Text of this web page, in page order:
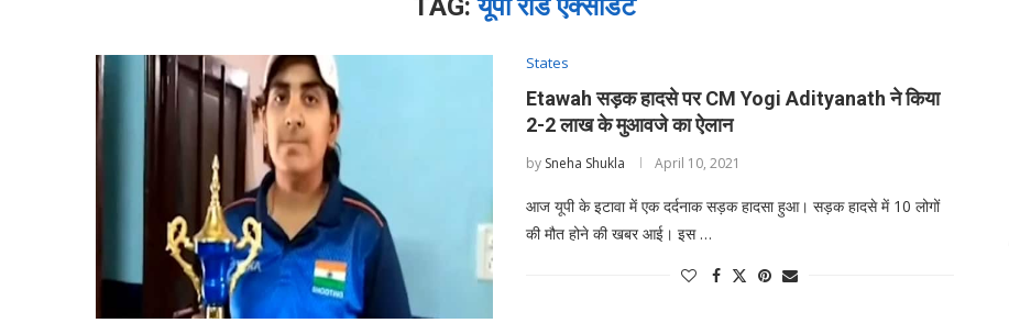
TAG:यूपी रोड एक्सीडेंट
States
Etawah सड़क हादसे पर CM Yogi Adityanath ने किया
2-2 लाख के मुआवजे का ऐलान
by Sneha Shukla April 10, 2021
आज यूपी के इटावा में एक दर्दनाक सड़क हादसा हुआ। सड़क हादसे में 10 लोगों
की मौत होने की खबर आई। इस …